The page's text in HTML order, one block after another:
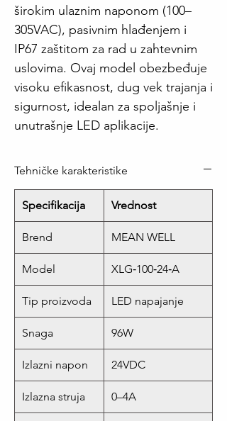
širokim ulaznim naponom (100–
305VAC), pasivnim hlađenjem i
IP67 zaštitom za rad u zahtevnim
uslovima. Ovaj model obezbeđuje
visoku efikasnost, dug vek trajanja i
sigurnost, idealan za spoljašnje i
unutrašnje LED aplikacije.
Tehničke karakteristike
Specifikacija Vrednost
Brend MEAN WELL
Model XLG‑100‑24‑A
Tip proizvoda LED napajanje
Snaga 96W
Izlazni napon 24VDC
Izlazna struja 0–4A